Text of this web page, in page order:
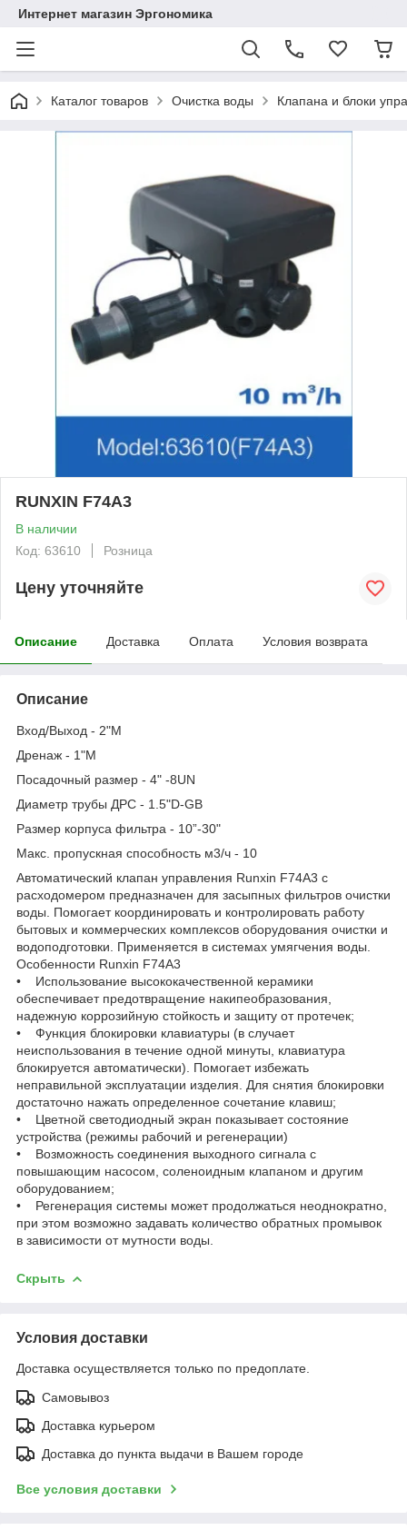
Интернет магазин Эргономика
Каталог товаров Очистка воды Клапана и блоки
RUNXIN F74A3
В наличии
Код: 63610
Розница
Цену уточняйте
Описание Доставка Оплата Условия возврата
Описание
Вход/Выход - 2"M
Дренаж - 1"M
Посадочный размер - 4" -8UN
Диаметр трубы ДРС - 1.5"D-GB
Размер корпуса фильтра - 10”-30"
Макс. пропускная способность м3/ч - 10
Автоматический клапан управления Runxin F74A3 с
расходомером предназначен для засыпных фильтров очистки
воды. Помогает координировать и контролировать работу
бытовых и коммерческих комплексов оборудования очистки и
водоподготовки. Применяется в системах умягчения воды.
Особенности Runxin F74A3
• Использование высококачественной керамики
обеспечивает предотвращение накипеобразования,
надежную коррозийную стойкость и защиту от протечек;
• Функция блокировки клавиатуры (в случает
неиспользования в течение одной минуты, клавиатура
блокируется автоматически). Помогает избежать
неправильной эксплуатации изделия. Для снятия блокировки
достаточно нажать определенное сочетание клавиш;
• Цветной светодиодный экран показывает состояние
устройства (режимы рабочий и регенерации)
• Возможность соединения выходного сигнала с
повышающим насосом, соленоидным клапаном и другим
оборудованием;
• Регенерация системы может продолжаться неоднократно,
при этом возможно задавать количество обратных промывок
в зависимости от мутности воды.
Скрыть
Условия доставки
Доставка осуществляется только по предоплате.
Самовывоз
Доставка курьером
Доставка до пункта выдачи в Вашем городе
Все условия доставки